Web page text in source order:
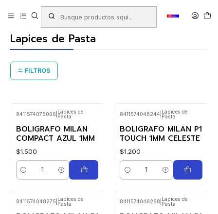
Productos LAPICES Lapices de Pasta
Lapices de Pasta
FILTROS
8411574075066 Lapices de
Pasta
BOLIGRAFO MILAN
COMPACT AZUL 1MM
$1.500
Cantidad
8411574048244 Lapices de
Pasta
BOLIGRAFO MILAN P1
TOUCH 1MM CELESTE
$1.200
Cantidad
8411574048275 Lapices de
Pasta 8411574048268 Lapices de
Pasta